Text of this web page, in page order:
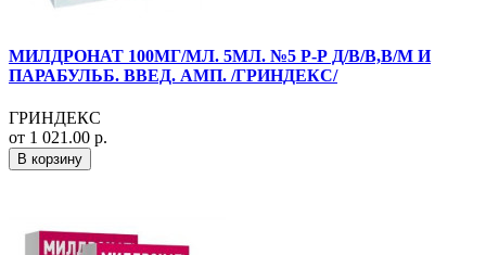
МИЛДРОНАТ 100МГ/МЛ. 5МЛ. №5 Р-Р Д/В/В,В/М И
ПАРАБУЛЬБ. ВВЕД. АМП. /ГРИНДЕКС/
ГРИНДЕКС
от 1 021.00 р.
В корзину